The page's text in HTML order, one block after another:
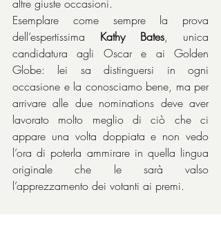
altre giuste occasioni.
Esemplare come sempre la prova
dell’espertissima Kathy Bates, unica
candidatura agli Oscar e ai Golden
Globe: lei sa distinguersi in ogni
occasione e la conosciamo bene, ma per
arrivare alle due nominations deve aver
lavorato molto meglio di ciò che ci
appare una volta doppiata e non vedo
l’ora di poterla ammirare in quella lingua
originale che le sarà valso
l’apprezzamento dei votanti ai premi.